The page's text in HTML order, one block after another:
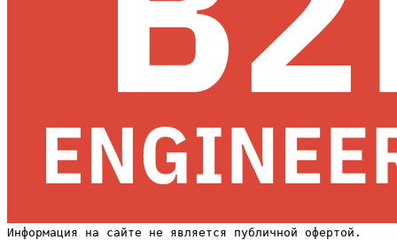
Информация на сайте не является публичной офертой.